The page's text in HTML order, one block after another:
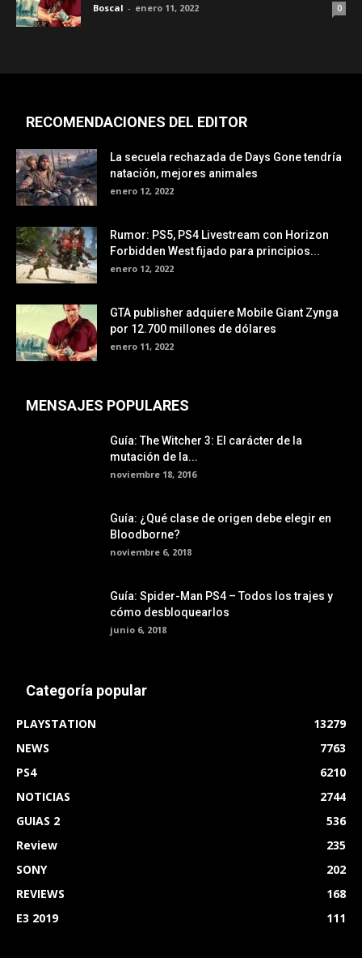
Boscal - enero 11, 2022 0
RECOMENDACIONES DEL EDITOR
La secuela rechazada de Days Gone tendría
natación, mejores animales
enero 12, 2022
Rumor: PS5, PS4 Livestream con Horizon
Forbidden West fijado para principios...
enero 12, 2022
GTA publisher adquiere Mobile Giant Zynga
por 12.700 millones de dólares
enero 11, 2022
MENSAJES POPULARES
Guía: The Witcher 3: El carácter de la
mutación de la...
noviembre 18, 2016
Guía: ¿Qué clase de origen debe elegir en
Bloodborne?
noviembre 6, 2018
Guía: Spider-Man PS4 – Todos los trajes y
cómo desbloquearlos
junio 6, 2018
Categoría popular
PLAYSTATION
13279
NEWS
7763
PS4
6210
NOTICIAS
2744
GUIAS 2
536
Review
235
SONY
202
REVIEWS
168
E3 2019
111